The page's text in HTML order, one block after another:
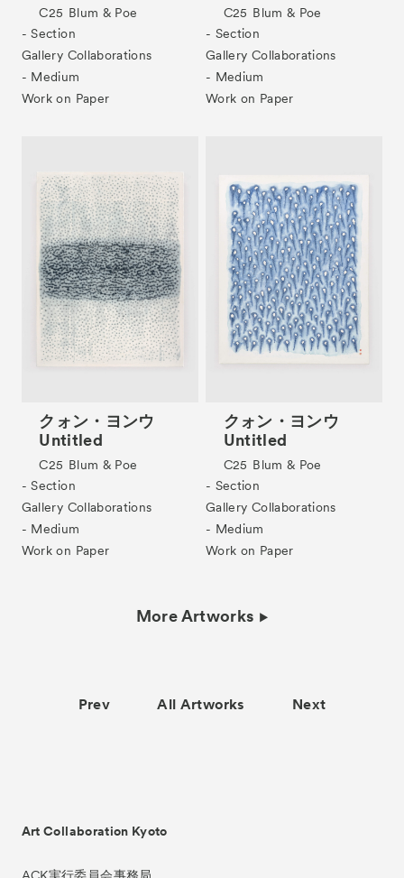
C25 Blum & Poe
- Section
Gallery Collaborations
- Medium
Work on Paper
C25 Blum & Poe
- Section
Gallery Collaborations
- Medium
Work on Paper
クォン・ヨンウ
Untitled
C25 Blum & Poe
- Section
Gallery Collaborations
- Medium
Work on Paper
クォン・ヨンウ
Untitled
C25 Blum & Poe
- Section
Gallery Collaborations
- Medium
Work on Paper
More Artworks
Prev All Artworks Next
Art Collaboration Kyoto